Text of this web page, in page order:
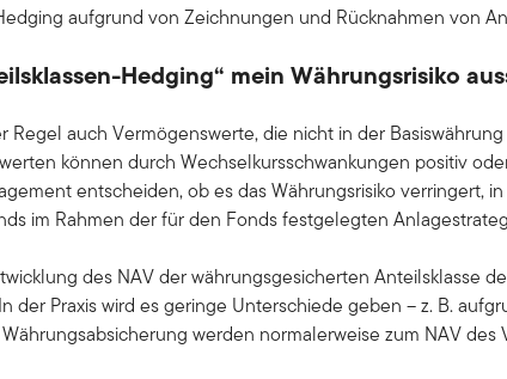
aufgrund von Zeichnungen und Rücknahmen von
Hedging“ mein Währungsrisiko
Regel auch Vermögenswerte, die nicht in der
können durch Wechselkursschwankungen positiv
entscheiden, ob es das Währungsrisiko verringert,
im Rahmen der für den Fonds festgelegten
des NAV der währungsgesicherten Anteilsklasse
der Praxis wird es geringe Unterschiede geben – z. B.
werden normalerweise zum NAV